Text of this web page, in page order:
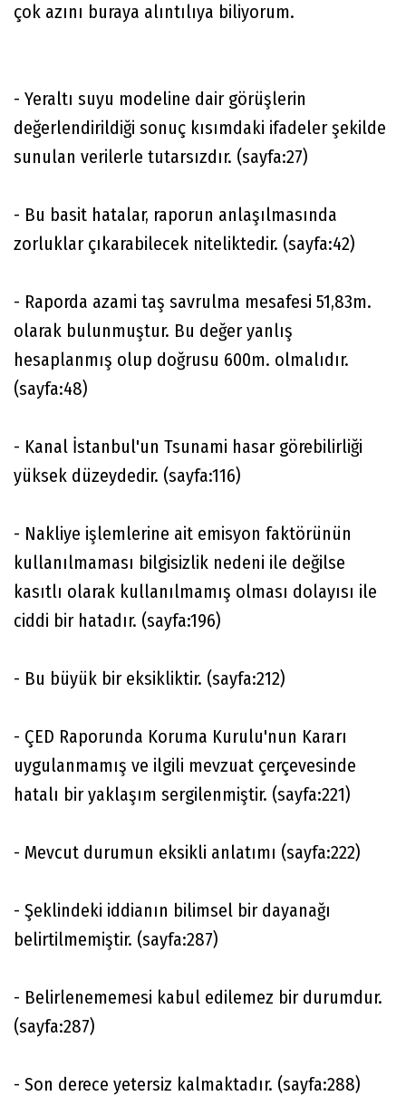
çok azını buraya alıntılıya biliyorum.
- Yeraltı suyu modeline dair görüşlerin
değerlendirildiği sonuç kısımdaki ifadeler şekilde
sunulan verilerle tutarsızdır. (sayfa:27)
- Bu basit hatalar, raporun anlaşılmasında
zorluklar çıkarabilecek niteliktedir. (sayfa:42)
- Raporda azami taş savrulma mesafesi 51,83m.
olarak bulunmuştur. Bu değer yanlış
hesaplanmış olup doğrusu 600m. olmalıdır.
(sayfa:48)
- Kanal İstanbul'un Tsunami hasar görebilirliği
yüksek düzeydedir. (sayfa:116)
- Nakliye işlemlerine ait emisyon faktörünün
kullanılmaması bilgisizlik nedeni ile değilse
kasıtlı olarak kullanılmamış olması dolayısı ile
ciddi bir hatadır. (sayfa:196)
- Bu büyük bir eksikliktir. (sayfa:212)
- ÇED Raporunda Koruma Kurulu'nun Kararı
uygulanmamış ve ilgili mevzuat çerçevesinde
hatalı bir yaklaşım sergilenmiştir. (sayfa:221)
- Mevcut durumun eksikli anlatımı (sayfa:222)
- Şeklindeki iddianın bilimsel bir dayanağı
belirtilmemiştir. (sayfa:287)
- Belirlenememesi kabul edilemez bir durumdur.
(sayfa:287)
- Son derece yetersiz kalmaktadır. (sayfa:288)